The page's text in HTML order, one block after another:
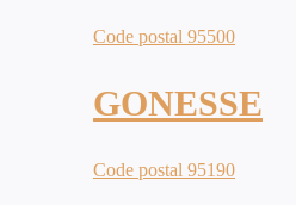
Code postal 95500
GONESSE
Code postal 95190